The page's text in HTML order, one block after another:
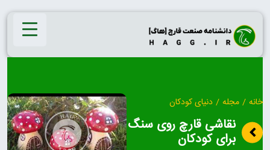
Skip
content
خانه / مجله / دنیای کودکان
نقاشی قارچ روی سنگ
برای کودکان